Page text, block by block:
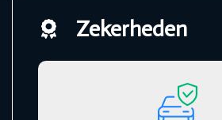
Zekerheden